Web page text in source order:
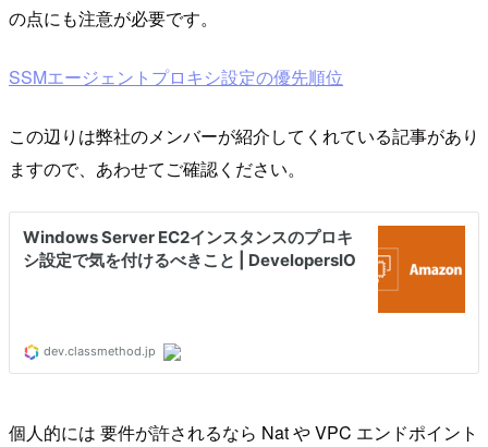
の点にも注意が必要です。
SSMエージェントプロキシ設定の優先順位
この辺りは弊社のメンバーが紹介してくれている記事があり
ますので、あわせてご確認ください。
個人的には 要件が許されるなら Nat や VPC エンドポイント